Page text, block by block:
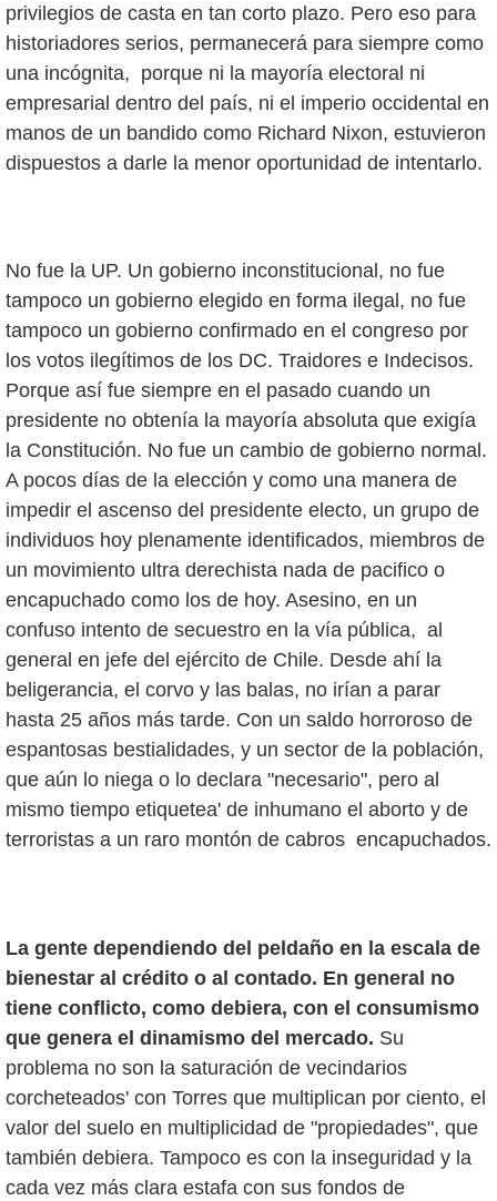
privilegios de casta en tan corto plazo. Pero eso para
historiadores serios, permanecerá para siempre como
una incógnita, porque ni la mayoría electoral ni
empresarial dentro del país, ni el imperio occidental en
manos de un bandido como Richard Nixon, estuvieron
dispuestos a darle la menor oportunidad de intentarlo.
No fue la UP. Un gobierno inconstitucional, no fue
tampoco un gobierno elegido en forma ilegal, no fue
tampoco un gobierno confirmado en el congreso por
los votos ilegítimos de los DC. Traidores e Indecisos.
Porque así fue siempre en el pasado cuando un
presidente no obtenía la mayoría absoluta que exigía
la Constitución. No fue un cambio de gobierno normal.
A pocos días de la elección y como una manera de
impedir el ascenso del presidente electo, un grupo de
individuos hoy plenamente identificados, miembros de
un movimiento ultra derechista nada de pacifico o
encapuchado como los de hoy. Asesino, en un
confuso intento de secuestro en la vía pública, al
general en jefe del ejército de Chile. Desde ahí la
beligerancia, el corvo y las balas, no irían a parar
hasta 25 años más tarde. Con un saldo horroroso de
espantosas bestialidades, y un sector de la población,
que aún lo niega o lo declara "necesario", pero al
mismo tiempo etiquetea' de inhumano el aborto y de
terroristas a un raro montón de cabros encapuchados.
La gente dependiendo del peldaño en la escala de
bienestar al crédito o al contado. En general no
tiene conflicto, como debiera, con el consumismo
que genera el dinamismo del mercado. Su
problema no son la saturación de vecindarios
corcheteados' con Torres que multiplican por ciento, el
valor del suelo en multiplicidad de "propiedades", que
también debiera. Tampoco es con la inseguridad y la
cada vez más clara estafa con sus fondos de